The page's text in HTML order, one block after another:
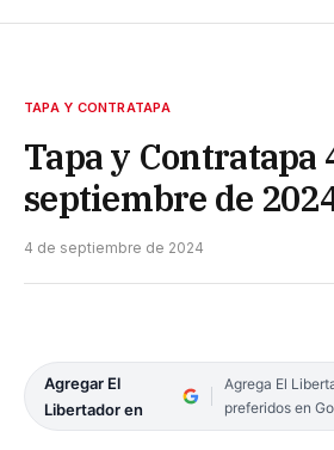
TAPA Y CONTRATAPA
Tapa y Contratapa
septiembre de
4 de septiembre de 2024
Agregar El
Libertador en
Agrega El
preferidos en